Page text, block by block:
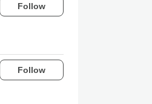
Follow
Follow